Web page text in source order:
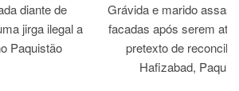
diante de
jirga ilegal a
Paquistão
Grávida e marido
facadas após serem
pretexto de
Hafizabad,